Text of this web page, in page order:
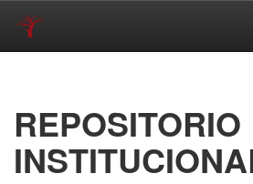
REPOSITORIO